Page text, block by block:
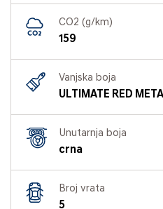
CO2 (g/km)
159
Vanjska boja
ULTIMATE RED
Unutarnja boja
crna
Broj vrata
5